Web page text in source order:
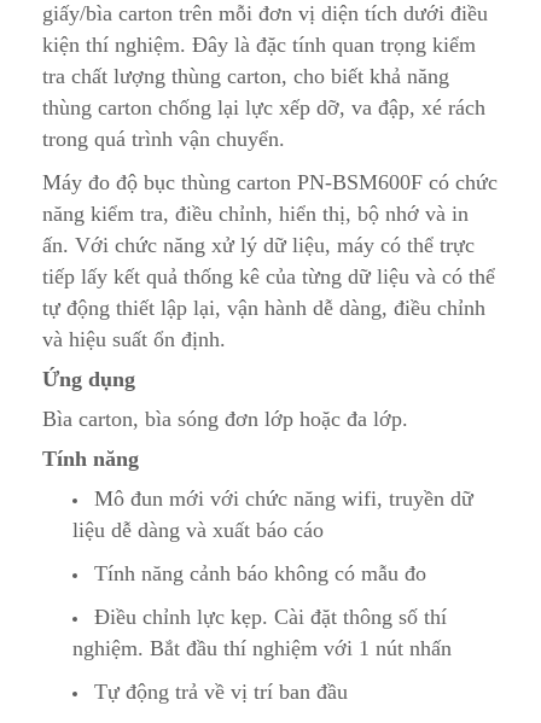
giấy/bìa carton trên mỗi đơn vị diện tích dưới điều
kiện thí nghiệm. Đây là đặc tính quan trọng kiểm
tra chất lượng thùng carton, cho biết khả năng
thùng carton chống lại lực xếp dỡ, va đập, xé rách
trong quá trình vận chuyển.
Máy đo độ bục thùng carton PN-BSM600F có chức
năng kiểm tra, điều chỉnh, hiển thị, bộ nhớ và in
ấn. Với chức năng xử lý dữ liệu, máy có thể trực
tiếp lấy kết quả thống kê của từng dữ liệu và có thể
tự động thiết lập lại, vận hành dễ dàng, điều chỉnh
và hiệu suất ổn định.
Ứng dụng
Bìa carton, bìa sóng đơn lớp hoặc đa lớp.
Tính năng
Mô đun mới với chức năng wifi, truyền dữ
liệu dễ dàng và xuất báo cáo
Tính năng cảnh báo không có mẫu đo
Điều chỉnh lực kẹp. Cài đặt thông số thí
nghiệm. Bắt đầu thí nghiệm với 1 nút nhấn
Tự động trả về vị trí ban đầu